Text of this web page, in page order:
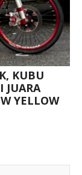
KUBU
JUARA
YELLOW